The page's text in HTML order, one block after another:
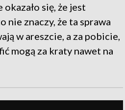
się, że jest
nie znaczy, że ta sprawa
w areszcie, a za pobicie,
mogą za kraty nawet na